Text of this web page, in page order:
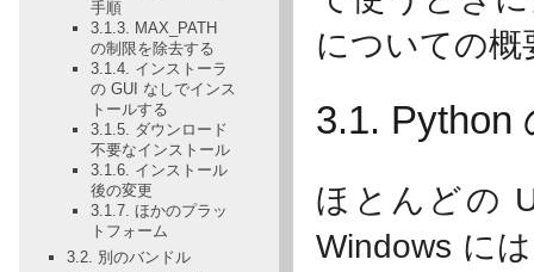
についての
3.1. Python
ほとんどの
Windows に
手順
3.1.3. MAX_PATH
の制限を除去する
3.1.4. インストーラ
の GUI なしでインス
トールする
3.1.5. ダウンロード
不要なインストール
3.1.6. インストール
後の変更
3.1.7. ほかのプラッ
トフォーム
3.2. 別のバンドル